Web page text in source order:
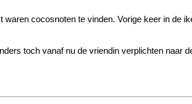
cocosnoten te vinden. Vorige keer in de
toch vanaf nu de vriendin verplichten naar